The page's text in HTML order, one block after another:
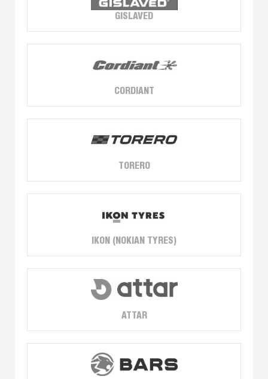
GISLAVED
CORDIANT
TORERO
IKON (NOKIAN TYRES)
ATTAR